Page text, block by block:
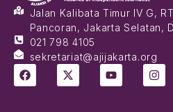
Jalan Kalibata Timur IV G,
Pancoran, Jakarta Selatan,
021 798 4105
sekretariat@ajijakarta.org